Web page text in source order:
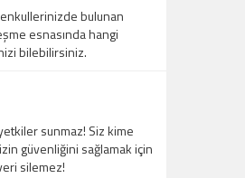
bulunan
esnasında hangi
bilebilirsiniz.
sunmaz! Siz kime
güvenliğini sağlamak için
silemez!